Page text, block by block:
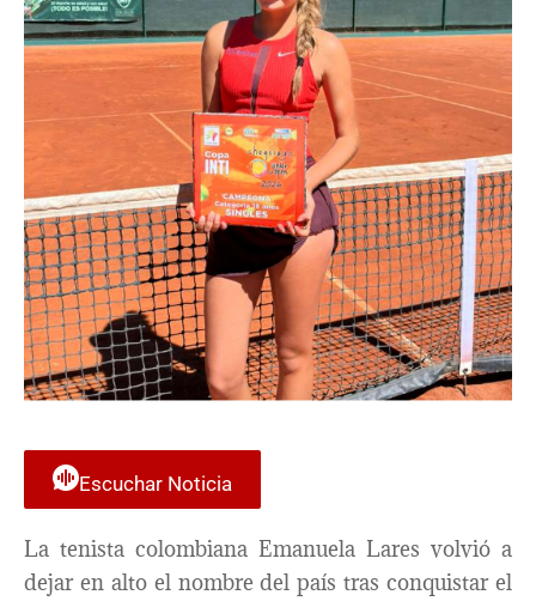
Escuchar Noticia
La tenista colombiana Emanuela Lares volvió a
dejar en alto el nombre del país tras conquistar el